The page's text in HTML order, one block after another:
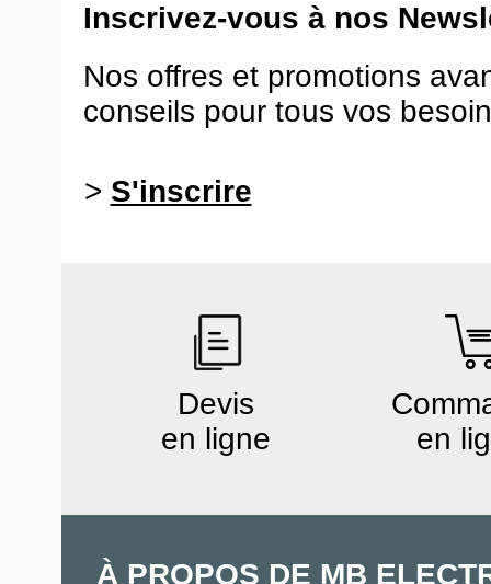
Inscrivez-vous à nos
Nos offres et promotions
conseils pour tous vos
> S'inscrire
Devis
en ligne
en
À PROPOS DE MB